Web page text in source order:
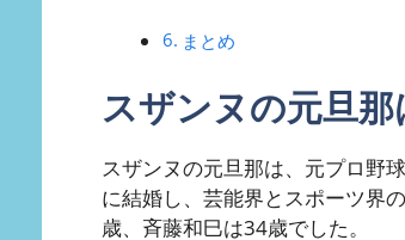
まとめ
スザンヌの元旦那
スザンヌの元旦那は、元プロ野
に結婚し、芸能界とスポーツ界
歳、斉藤和巳は34歳でした。